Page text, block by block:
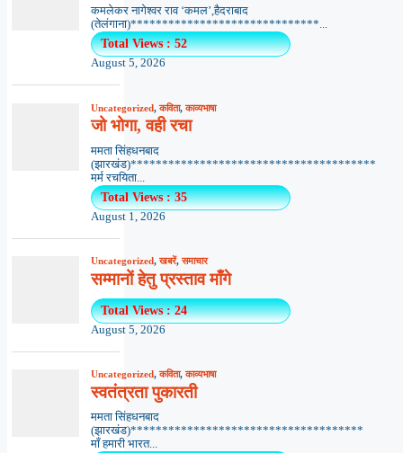
कमलेकर नागेश्वर राव ‘कमल’,हैदराबाद
(तेलंगाना)******************************...
Total Views : 52
August 5, 2026
Uncategorized,कविता,काव्यभाषा
जो भोगा, वही रचा
ममता सिंहधनबाद
(झारखंड)***************************************
मर्म रचयिता...
Total Views : 35
August 1, 2026
Uncategorized,खबरें,समाचार
सम्मानों हेतु प्रस्ताव माँगे
Total Views : 24
August 5, 2026
Uncategorized,कविता,काव्यभाषा
स्वतंत्रता पुकारती
ममता सिंहधनबाद
(झारखंड)*************************************
माँ हमारी भारत...